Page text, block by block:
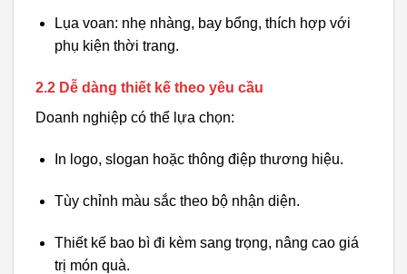
Lụa voan: nhẹ nhàng, bay bổng, thích hợp với
phụ kiện thời trang.
2.2 Dễ dàng thiết kế theo yêu cầu
Doanh nghiệp có thể lựa chọn:
In logo, slogan hoặc thông điệp thương hiệu.
Tùy chỉnh màu sắc theo bộ nhận diện.
Thiết kế bao bì đi kèm sang trọng, nâng cao giá
trị món quà.